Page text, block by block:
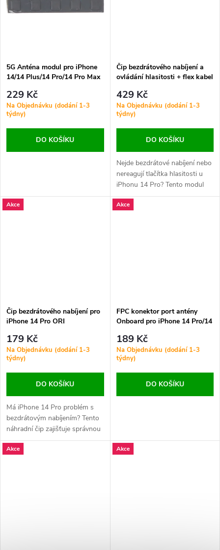
t
5G Anténa modul pro iPhone
14/14 Plus/14 Pro/14 Pro Max
229 Kč
Na Objednávku (dodání 1-3
týdny)
DO KOŠÍKU
Čip bezdrátového nabíjení a
ovládání hlasitosti + flex kabel
429 Kč
Na Objednávku (dodání 1-3
týdny)
DO KOŠÍKU
Nejde bezdrátové nabíjení nebo
nereagují tlačítka hlasitosti u
iPhonu 14 Pro? Tento modul
kombinuje čip pro bezdrátové
nabíjení, ovládání hlasitosti a
Akce
Čip bezdrátového nabíjení pro
iPhone 14 Pro ORI
179 Kč
Na Objednávku (dodání 1-3
týdny)
DO KOŠÍKU
Má iPhone 14 Pro problém s
bezdrátovým nabíjením? Tento
náhradní čip zajišťuje správnou
funkci MagSafe i klasického Qi
nabíjení a obnovuje spolehlivý
Akce
FPC konektor port antény
Onboard pro iPhone 14 Pro/14
189 Kč
Na Objednávku (dodání 1-3
týdny)
DO KOŠÍKU
Akce Akce